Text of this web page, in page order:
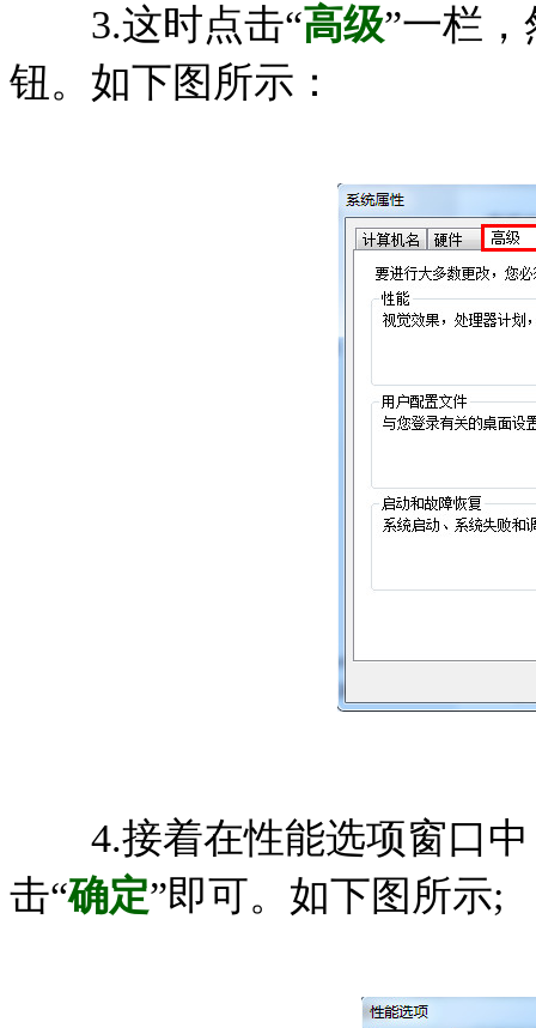
3.这时点击“高级”一栏
钮。如下图所示：
4.接着在性能选项窗口中
击“确定”即可。如下图所示;